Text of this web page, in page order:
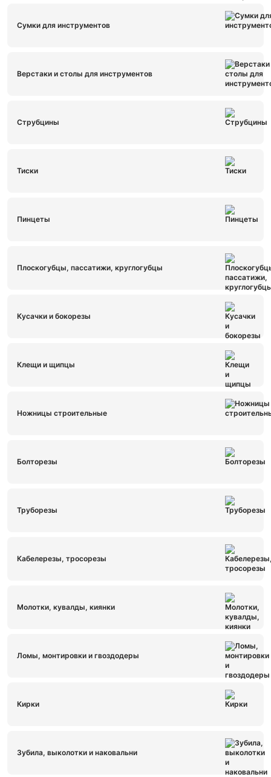
Сумки для инструментов
Верстаки и столы для инструментов
Струбцины
Тиски
Пинцеты
Плоскогубцы, пассатижи, круглогубцы
Кусачки и бокорезы
Клещи и щипцы
Ножницы строительные
Болторезы
Труборезы
Кабелерезы, тросорезы
Молотки, кувалды, киянки
Ломы, монтировки и гвоздодеры
Кирки
Зубила, выколотки и наковальни